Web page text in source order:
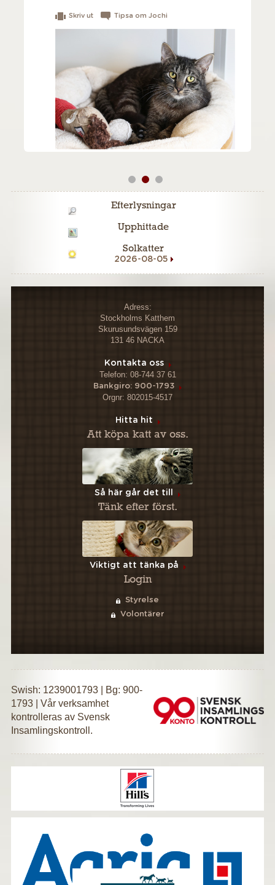
Skriv ut Tipsa om Jochi
Efterlysningar
Upphittade
Solkatter
2026-08-05
Adress:
Stockholms Katthem
Skurusundsvägen 159
131 46 NACKA
Kontakta oss
Telefon: 08-744 37 61
Bankgiro: 900-1793
Orgnr: 802015-4517
Hitta hit
Att köpa katt av oss.
Så här går det till
Tänk efter först.
Viktigt att tänka på
Login
Styrelse
Volontärer
Swish: 1239001793 | Bg: 900-
1793 | Vår verksamhet
kontrolleras av Svensk
Insamlingskontroll.